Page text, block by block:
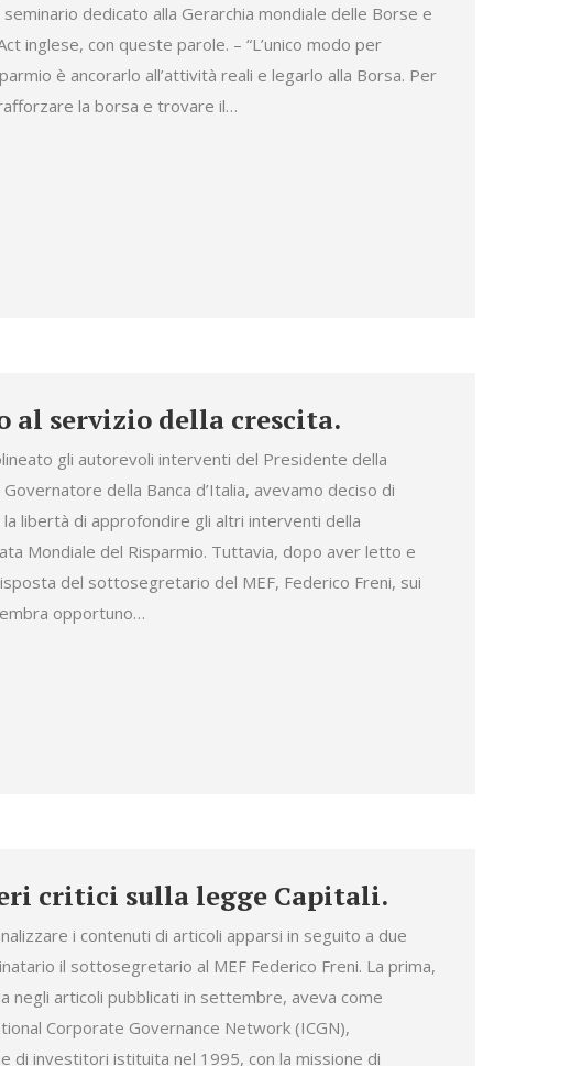
dedicato alla Gerarchia mondiale delle Borse e
inglese, con queste parole. – “L’unico modo per
è ancorarlo all’attività reali e legarlo alla Borsa. Per
la borsa e trovare il…
al servizio della crescita.
gli autorevoli interventi del Presidente della
della Banca d’Italia, avevamo deciso di
libertà di approfondire gli altri interventi della
Mondiale del Risparmio. Tuttavia, dopo aver letto e
del sottosegretario del MEF, Federico Freni, sui
opportuno…
critici sulla legge Capitali.
i contenuti di articoli apparsi in seguito a due
il sottosegretario al MEF Federico Freni. La prima,
negli articoli pubblicati in settembre, aveva come
Corporate Governance Network (ICGN),
di investitori istituita nel 1995, con la missione di